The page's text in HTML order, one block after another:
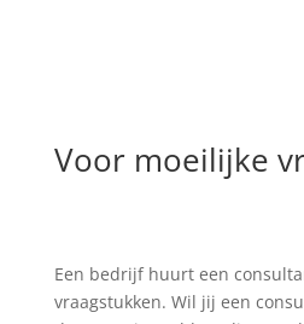
Voor moeilijke
Een bedrijf huurt een
vraagstukken. Wil jij een